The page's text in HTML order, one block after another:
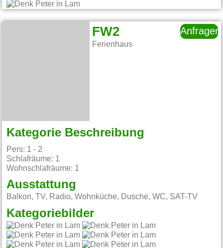
FW2
Ferienhaus
Anfragen
Kategorie Beschreibung
Pers: 1 - 2
Schlafräume: 1
Wohnschlafräume: 1
Ausstattung
Balkon, TV, Radio, Wohnküche, Dusche, WC, SAT-TV
Kategoriebilder